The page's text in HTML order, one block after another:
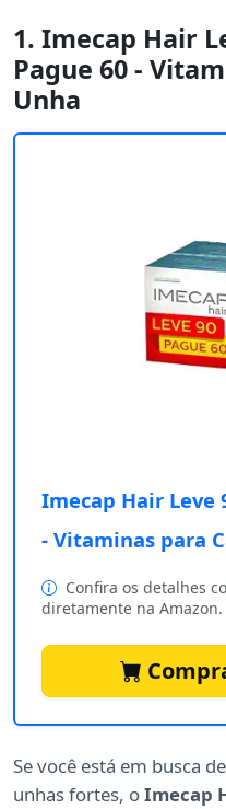
1. Imecap Hair
Pague 60 -
Unha
Imecap Hair Leve
- Vitaminas para
Confira os detalhes
diretamente na Amazon.
Se você está em busca
unhas fortes, oImecap